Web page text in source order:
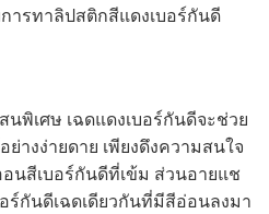
ารทาลิปสติกสีแดงเบอร์กันดี
พิเศษ เฉดแดงเบอร์กันดีจะช่วย
างง่ายดาย เพียงดึงความสนใจ
นสีเบอร์กันดีที่เข้ม ส่วนอายแช
ร์กันดีเฉดเดียวกันที่มีสีอ่อนลงมา